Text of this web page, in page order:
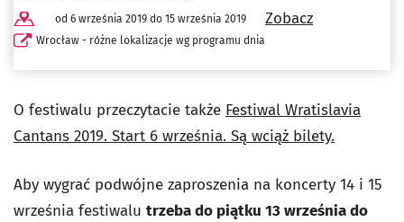
od 6 września 2019 do 15 września 2019
Wrocław - różne lokalizacje wg programu dnia
Zobacz
O festiwalu przeczytacie także Festiwal Wratislavia
Cantans 2019. Start 6 września. Są wciąż bilety.
Aby wygrać podwójne zaproszenia na koncerty 14 i 15
września festiwalu trzeba do piątku 13 września do